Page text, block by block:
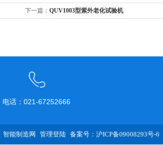
下一篇： QUV1003型紫外老化试验机
电话：021-67252666
智能制造网 管理登陆 备案号：沪ICP备09008293号-6